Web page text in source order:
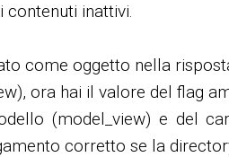
inattivi.
come oggetto nella
ora hai il valore del flag
(model_view) e del
corretto se la